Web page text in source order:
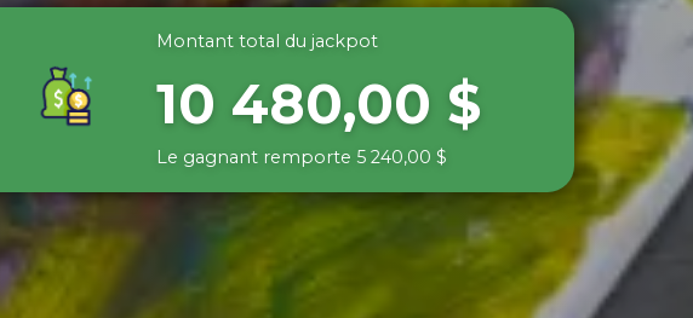
Montant total du jackpot
10 480,00 $
Le gagnant remporte 5 240,00 $